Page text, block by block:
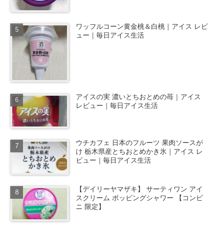
ワッフルコーン黄金桃＆白桃｜アイス レビ
ュー｜毎日アイス生活
アイスの実 濃いとちおとめの苺｜アイス
レビュー｜毎日アイス生活
ウチカフェ 日本のフルーツ 果肉ソースが
け 栃木県産とちおとめかき氷｜アイス レ
ビュー｜毎日アイス生活
【デイリーヤマザキ】 サーティワン アイ
スクリーム ポッピングシャワー 【コンビ
ニ 限定】